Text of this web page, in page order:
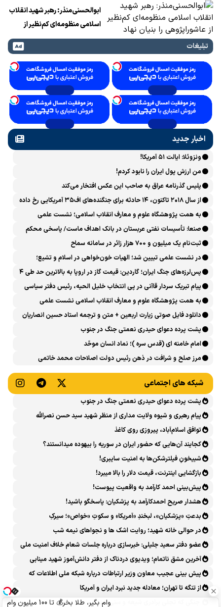
وام بگیر، طلا بخر💰 تا 100 میلیون وام
عصر معاصر است
ابوالحسنی‌منذر: رهبر شهید انقلاب
اسلامی منظومه‌ای کم‌نظیر از
عاشوراپژوهی را بنیان نهاد
تبلیغات
اخبار جدید
ونزوئلا: ایالت ۵۱ آمریکا!
من ارزش پول ایران را نابود کردم!
پلیس گذرنامه عراق به صاحب این عکس افتخار می‌کند
از سال ۲۰۱۸ تاکنون، ۱۴ حادثه برای جنگنده‌های اف۳۵ آمریکایی رخ داده
است
به همت پژوهشگاه علوم و معارف انقلاب اسلامی؛ نشست علمی
«اربعین حسینی در منظومه فکری رهبر شهید، امام خامنه‌ای» برگزار
می‌شود
صنعا: تأسیسات نفتی عربستان در بانک اهداف ماست/ پاسخی محکم
می‌دهیم
ثبت‌نام یک میلیون و 700 هزار زائر در سامانه سماح ‌
در نشست علمی تبیین شد؛ الهیات خون‌خواهی در اسلام و تشیع؛
انتقام، عدالت، بازدارندگی و مقابله با جریان سلطه
پس‌لرزه‌های جنگ ایران؛ گاردین: قیمت گاز در اروپا به بالاترین حد طی ۴
ماه اخیر رسید
پیام تبریک سردار قاآنی در پی انتخاب خلیل الحیه، رئیس دفتر سیاسی
حماس
به همت پژوهشگاه علوم و معارف انقلاب اسلامی نشست علمی
«بازخوانی الهیاتِ انتقام و خون‌خواهی در تاریخ اسلام و انقلاب اسلامی»
برگزار می‌شود
دانلود فایل صوتی زیارت اربعین + متن و ترجمه استاد حسین انصاریان
پشت پرده دعوای حیدری نعمتی جنگ در جنوب
امام خامنه ای (قدس سره )؛ نماد انسان موحّد
مرز صلح و شرافت در ذهن رئیس دولت اصلاحات محمد خاتمی
شبکه های اجتماعی
پشت پرده دعوای حیدری نعمتی جنگ در جنوب
پیام رهبری و شیوه ولایت مداری از منظر شهید سید حسن نصرالله
توافق اسلام‌آباد، پیروزی روی کاغذ
کجایند آن‌هایی که حضور ایران در سوریه را بیهوده میدانستند؟
شبیخونِ فیلترشکن‌ها به امنیت سایبری!
بازگشایی اینترنت، قیمت دلار را بالا میبرد!
پیش‌بینی احمد کارآمد به واقعیت پیوست!
هشدار صریح احمدکارآمد به پزشکیان: پاسخگو باشید!
بدعتِ «پزشکیان»، لبخندِ «آمریکا» و سکوتِ «خواص»؛ سیرکِ
قانون‌گریزی در روز روشن!
در حوالی خانه شهید؛ روایت اشک ها و نجواهای نیمه شب
عضو دفتر سعید جلیلی: خبرسازی درباره جلسات شعام خلاف امنیت ملی
است
آخرین مشق ناتمام؛ ویدیوی دردناک از دفتر دانش‌آموز شهید مینابی
پربازدید شد
پیش بینی عجیب معاون وزیر ارتباطات درباره شبکه ملی اطلاعات که
محقق هم نشد!
از تنگه تا تهران؛ معادله جدید نبرد ایران و آمریکا
جنگی که تجلی برادری شیعه و سنی شد